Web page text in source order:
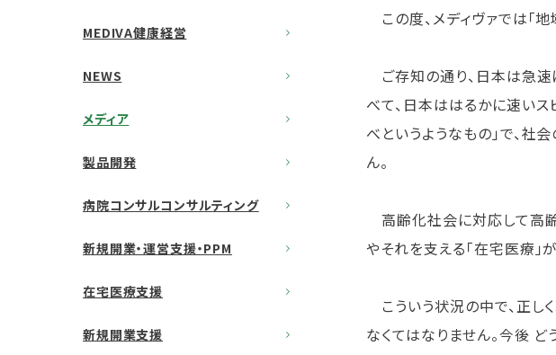
MEDIVA健康経営
NEWS
メディア
製品開発
病院コンサルコンサルティング
新規開業・運営支援・PPM
在宅医療支援
新規開業支援
この度、メディヴァでは「
ご存知の通り、日本は急
べて、日本ははるかに速い
べというようなもの」で、
ん。
高齢化社会に対応して高
やそれを支える「在宅医療」
こういう状況の中で、正し
なくてはなりません。今後